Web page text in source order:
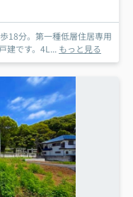
18分。第一種低層住居専用
建です。4L... もっと見る